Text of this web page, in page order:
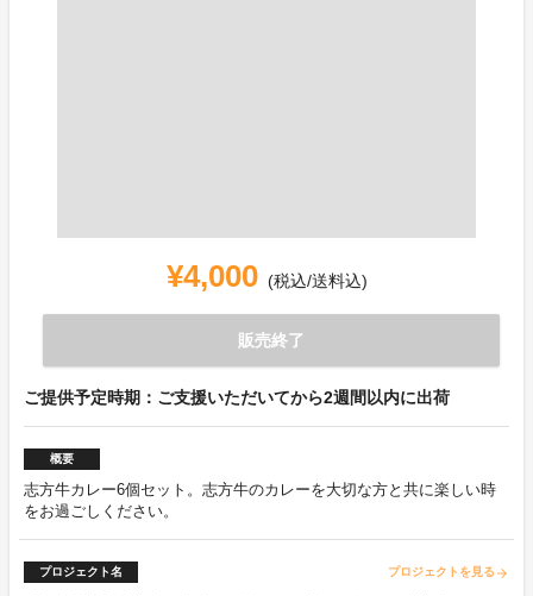
¥4,000 (税込/送料込)
販売終了
ご提供予定時期：ご支援いただいてから2週間以内に出荷
概要
志方牛カレー6個セット。志方牛のカレーを大切な方と共に楽しい時
をお過ごしください。
プロジェクト名 プロジェクトを見る arrow_forward